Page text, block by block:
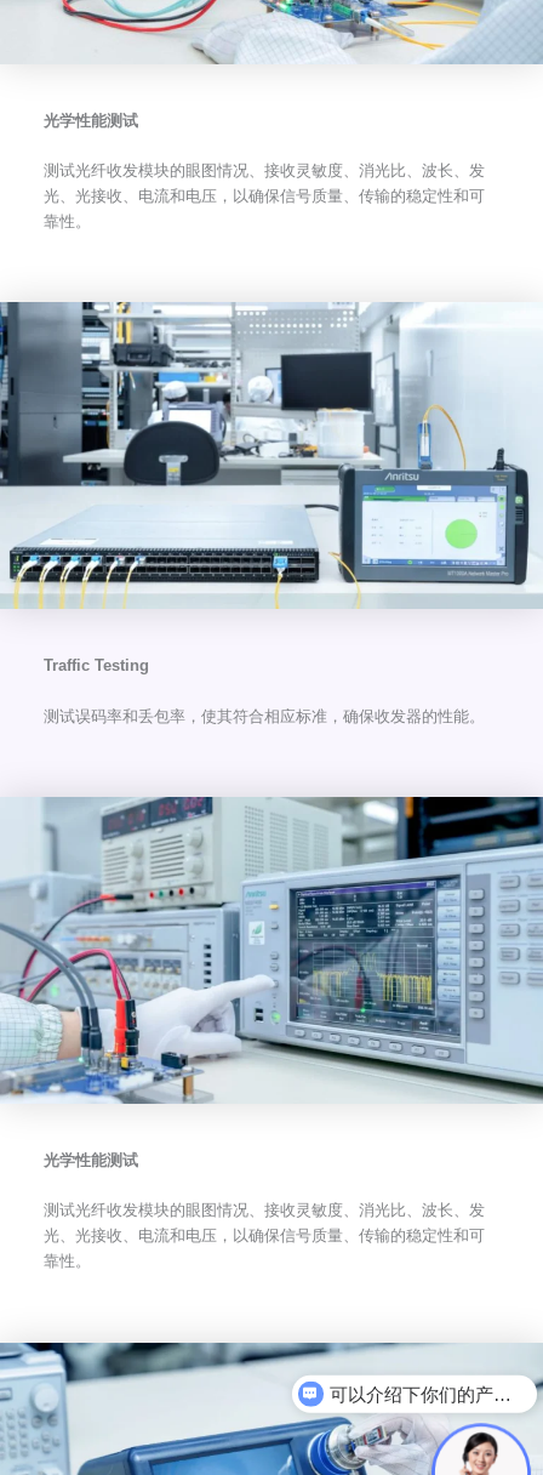
光学性能测试
测试光纤收发模块的眼图情况、接收灵敏度、消光比、波长、发
光、光接收、电流和电压，以确保信号质量、传输的稳定性和可
靠性。
Traffic Testing
测试误码率和丢包率，使其符合相应标准，确保收发器的性能。
光学性能测试
测试光纤收发模块的眼图情况、接收灵敏度、消光比、波长、发
光、光接收、电流和电压，以确保信号质量、传输的稳定性和可
靠性。
可以介绍下你们的产品么
电力光模块